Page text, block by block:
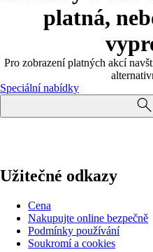
platná,
Pro zobrazení platných akcí
Speciální nabídky
Užitečné odkazy
Cena
Nakupujte online bezpečně
Podmínky používání
Soukromí a cookies